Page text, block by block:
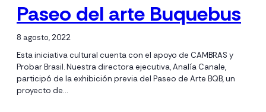
Paseo del arte Buquebus
8 agosto, 2022
Esta iniciativa cultural cuenta con el apoyo de CAMBRAS y
Probar Brasil. Nuestra directora ejecutiva, Analía Canale,
participó de la exhibición previa del Paseo de Arte BQB, un
proyecto de…